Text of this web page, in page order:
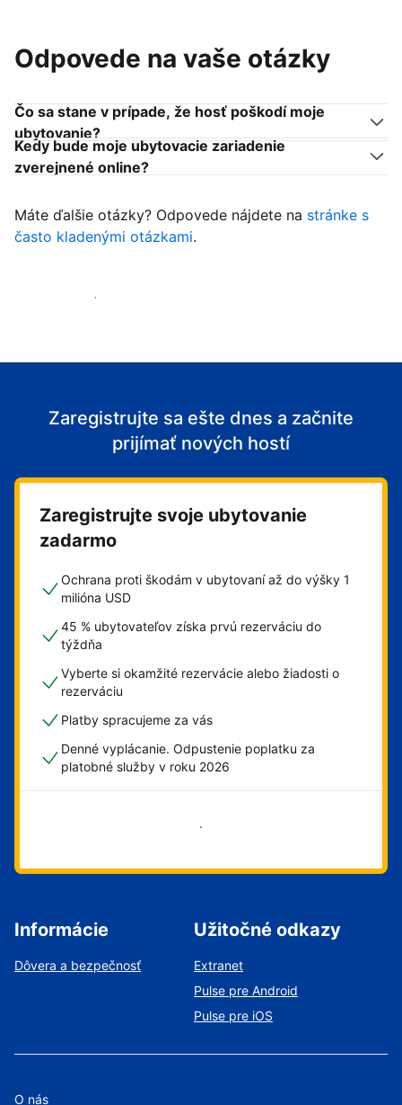
Odpovede na vaše otázky
Čo sa stane v prípade, že hosť poškodí moje
ubytovanie?
Kedy bude moje ubytovacie zariadenie
zverejnené online?
Máte ďalšie otázky? Odpovede nájdete na stránke s
často kladenými otázkami.
Začať prijímať hostí
Zaregistrujte sa ešte dnes a začnite
prijímať nových hostí
Zaregistrujte svoje ubytovanie
zadarmo
Ochrana proti škodám v ubytovaní až do výšky 1
milióna USD
45 % ubytovateľov získa prvú rezerváciu do
týždňa
Vyberte si okamžité rezervácie alebo žiadosti o
rezerváciu
Platby spracujeme za vás
Denné vyplácanie. Odpustenie poplatku za
platobné služby v roku 2026
Informácie
Dôvera a bezpečnosť
Užitočné odkazy
Extranet
Pulse pre Android
Pulse pre iOS
O nás